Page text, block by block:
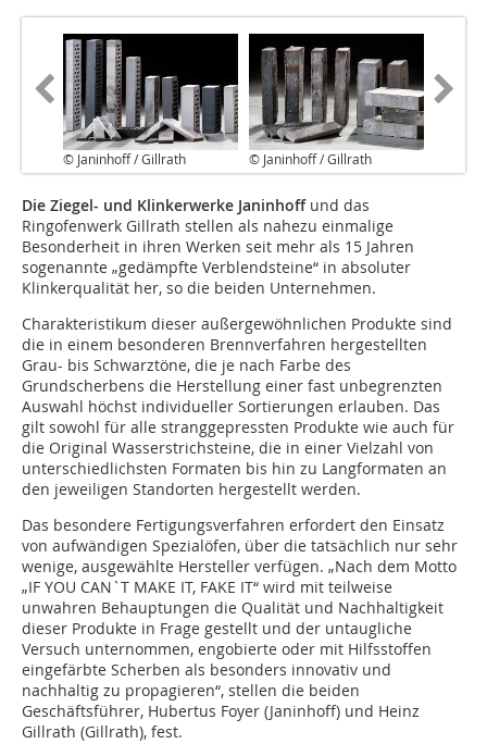
© Janinhoff / Gillrath © Janinhoff / Gillrath
Die Ziegel- und Klinkerwerke Janinhoff und das
Ringofenwerk Gillrath stellen als nahezu einmalige
Besonderheit in ihren Werken seit mehr als 15 Jahren
sogenannte „gedämpfte Verblendsteine“ in absoluter
Klinkerqualität her, so die beiden Unternehmen.
Charakteristikum dieser außergewöhnlichen Produkte sind
die in einem besonderen Brennverfahren hergestellten
Grau- bis Schwarztöne, die je nach Farbe des
Grundscherbens die Herstellung einer fast unbegrenzten
Auswahl höchst individueller Sortierungen erlauben. Das
gilt sowohl für alle stranggepressten Produkte wie auch für
die Original Wasserstrichsteine, die in einer Vielzahl von
unterschiedlichsten Formaten bis hin zu Langformaten an
den jeweiligen Standorten hergestellt werden.
Das besondere Fertigungsverfahren erfordert den Einsatz
von aufwändigen Spezialöfen, über die tatsächlich nur sehr
wenige, ausgewählte Hersteller verfügen. „Nach dem Motto
„IF YOU CAN`T MAKE IT, FAKE IT“ wird mit teilweise
unwahren Behauptungen die Qualität und Nachhaltigkeit
dieser Produkte in Frage gestellt und der untaugliche
Versuch unternommen, engobierte oder mit Hilfsstoffen
eingefärbte Scherben als besonders innovativ und
nachhaltig zu propagieren“, stellen die beiden
Geschäftsführer, Hubertus Foyer (Janinhoff) und Heinz
Gillrath (Gillrath), fest.